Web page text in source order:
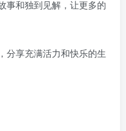
事和独到见解，让更多的
分享充满活力和快乐的生